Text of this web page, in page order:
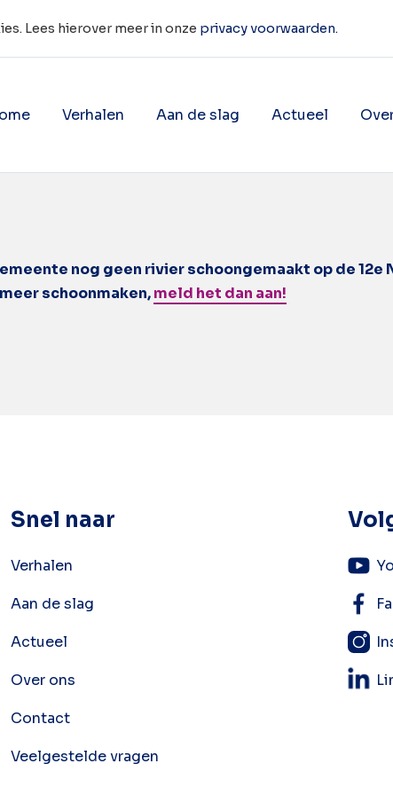
Lees hierover meer in onze privacy voorwaarden.
Verhalen
Aan de slag
Actueel
water dag
nog geen rivier schoongemaakt op de 12e
schoonmaken,meld het dan aan!
Snel naar
Verhalen
Aan de slag
Actueel
Over ons
Contact
Veelgestelde vragen